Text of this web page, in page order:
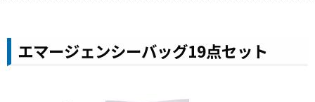
エマージェンシーバッグ19点セット